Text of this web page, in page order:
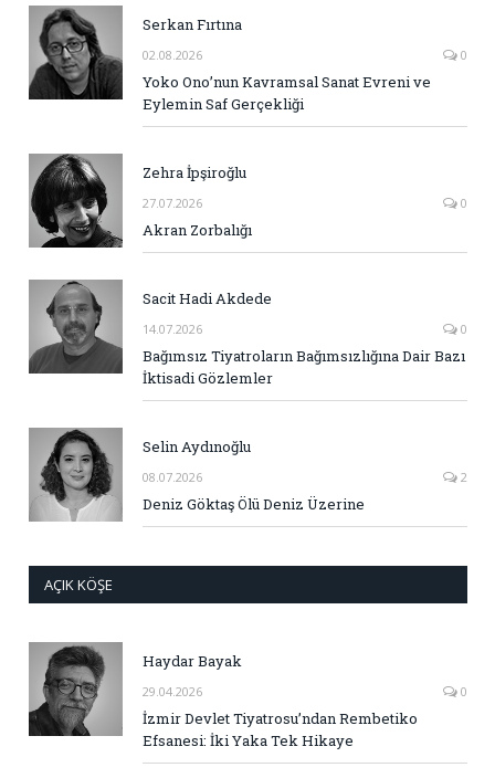
Serkan Fırtına
02.08.2026 0
Yoko Ono’nun Kavramsal Sanat Evreni ve
Eylemin Saf Gerçekliği
Zehra İpşiroğlu
27.07.2026 0
Akran Zorbalığı
Sacit Hadi Akdede
14.07.2026 0
Bağımsız Tiyatroların Bağımsızlığına Dair Bazı
İktisadi Gözlemler
Selin Aydınoğlu
08.07.2026 2
Deniz Göktaş Ölü Deniz Üzerine
AÇIK KÖŞE
Haydar Bayak
29.04.2026 0
İzmir Devlet Tiyatrosu’ndan Rembetiko
Efsanesi: İki Yaka Tek Hikaye